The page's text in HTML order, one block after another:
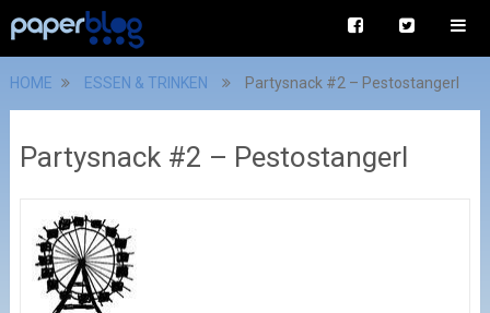
HOME ESSEN & TRINKEN Partysnack #2 – Pestostangerl
Partysnack #2 – Pestostangerl